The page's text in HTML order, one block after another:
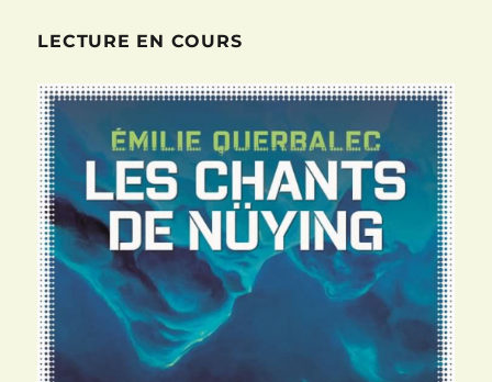
2018
publications
ANT
LECTURE EN COURS